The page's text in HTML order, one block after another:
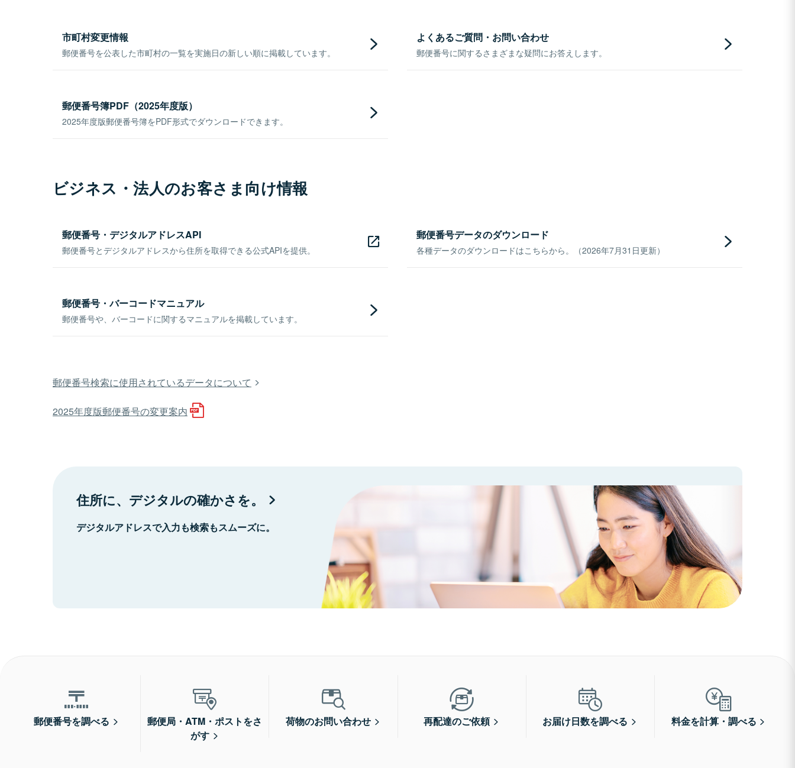
市町村変更情報
郵便番号を公表した市町村の一覧を実施日の新しい順に掲載しています。
よくあるご質問・お問い合わせ
郵便番号に関するさまざまな疑問にお答えします。
郵便番号簿PDF（2025年度版）
2025年度版郵便番号簿をPDF形式でダウンロードできます。
ビジネス・法人のお客さま向け情報
郵便番号・デジタルアドレスAPI
郵便番号とデジタルアドレスから住所を取得できる公式APIを提供。
郵便番号データのダウンロード
各種データのダウンロードはこちらから。（2026年7月31日更新）
郵便番号・バーコードマニュアル
郵便番号や、バーコードに関するマニュアルを掲載しています。
郵便番号検索に使用されているデータについて
2025年度版郵便番号の変更案内
住所に、デジタルの確かさを。
デジタルアドレスで入力も検索もスムーズに。
郵便番号を調べる
郵便局・ATM・ポストをさ
がす
荷物のお問い合わせ 再配達のご依頼 お届け日数を調べる 料金を計算・調べる